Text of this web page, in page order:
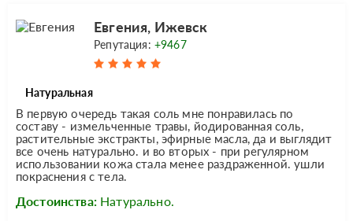
Евгения, Ижевск
Репутация: +9467
Натуральная
В первую очередь такая соль мне понравилась по
составу - измельченные травы, йодированная соль,
растительные экстракты, эфирные масла, да и выглядит
все очень натурально. и во вторых - при регулярном
использовании кожа стала менее раздраженной. ушли
покраснения с тела.
Достоинства: Натурально.